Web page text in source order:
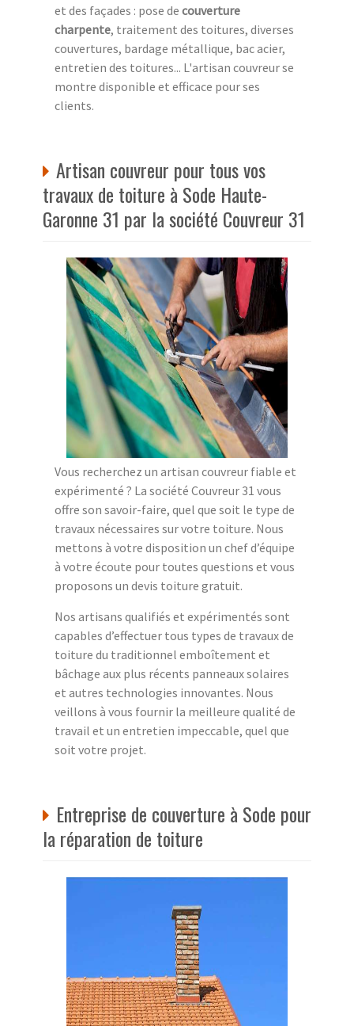
et des façades : pose de couverture
charpente, traitement des toitures, diverses
couvertures, bardage métallique, bac acier,
entretien des toitures... L'artisan couvreur se
montre disponible et efficace pour ses
clients.
Artisan couvreur pour tous vos
travaux de toiture à Sode Haute-
Garonne 31 par la société Couvreur 31
Vous recherchez un artisan couvreur fiable et
expérimenté ? La société Couvreur 31 vous
offre son savoir-faire, quel que soit le type de
travaux nécessaires sur votre toiture. Nous
mettons à votre disposition un chef d’équipe
à votre écoute pour toutes questions et vous
proposons un devis toiture gratuit.
Nos artisans qualifiés et expérimentés sont
capables d’effectuer tous types de travaux de
toiture du traditionnel emboîtement et
bâchage aux plus récents panneaux solaires
et autres technologies innovantes. Nous
veillons à vous fournir la meilleure qualité de
travail et un entretien impeccable, quel que
soit votre projet.
Entreprise de couverture à Sode pour
la réparation de toiture